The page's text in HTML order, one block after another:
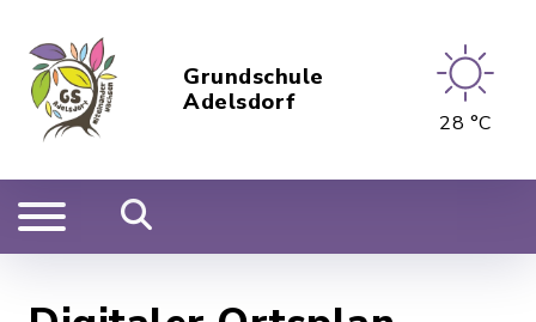
Grundschule
Adelsdorf
28 °C